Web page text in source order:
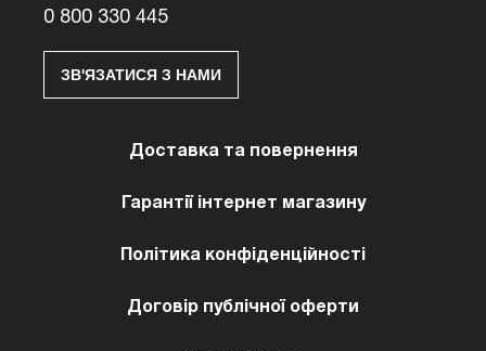
0 800 330 445
ЗВ'ЯЗАТИСЯ З НАМИ
Доставка та повернення
Гарантії інтернет магазину
Політика конфіденційності
Договір публічної оферти